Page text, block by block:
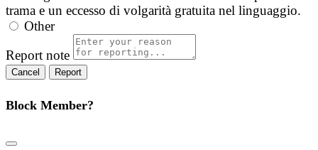
trama e un eccesso di volgarità gratuita nel linguaggio.
Other
Report note
Report
Block Member?